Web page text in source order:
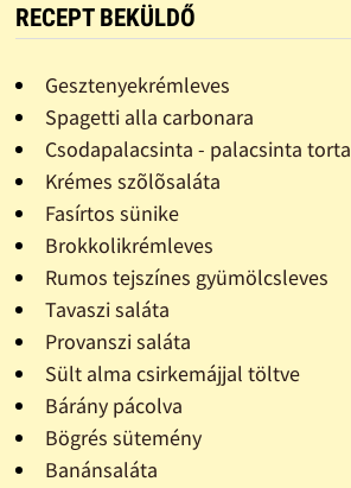
RECEPT BEKÜLDŐ
Gesztenyekrémleves
Spagetti alla carbonara
Csodapalacsinta - palacsinta torta
Krémes szõlõsaláta
Fasírtos sünike
Brokkolikrémleves
Rumos tejszínes gyümölcsleves
Tavaszi saláta
Provanszi saláta
Sült alma csirkemájjal töltve
Bárány pácolva
Bögrés sütemény
Banánsaláta